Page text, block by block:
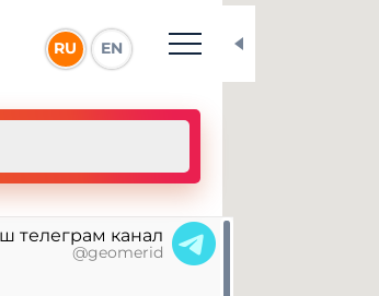
RU EN
телеграм канал
@geomerid